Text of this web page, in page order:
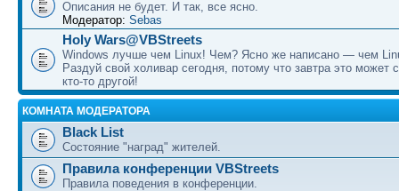
Описания не будет. И так, все ясно.
Модератор: Sebas
Holy Wars@VBStreets
Windows лучше чем Linux! Чем? Ясно же написано — чем
Раздуй свой холивар сегодня, потому что завтра это может
кто-то другой!
КОМНАТА МОДЕРАТОРА
Black List
Состояние "наград" жителей.
Правила конференции VBStreets
Правила поведения в конференции.